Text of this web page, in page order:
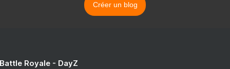
Créer un blog
Royale - DayZ